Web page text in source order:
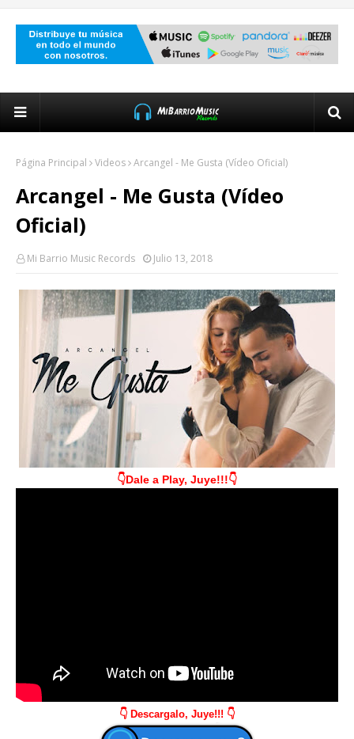
Página Principal Videos Arcangel - Me Gusta (Vídeo Oficial)
Arcangel - Me Gusta (Vídeo
Oficial)
Mi Barrio Music Records Julio 13, 2018
👇Dale a Play, Juye!!!👇
👇 Descargalo, Juye!!! 👇